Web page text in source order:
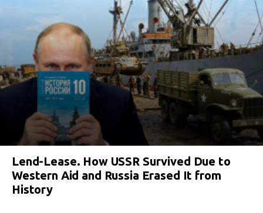
Lend-Lease. How USSR Survived Due to
Western Aid and Russia Erased It from
History